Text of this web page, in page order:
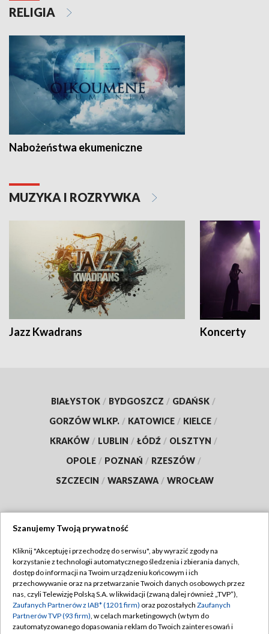
RELIGIA
Nabożeństwa ekumeniczne
MUZYKA I ROZRYWKA
Jazz Kwadrans Koncerty
BIAŁYSTOK / BYDGOSZCZ / GDAŃSK /
GORZÓW WLKP. / KATOWICE / KIELCE /
KRAKÓW / LUBLIN / ŁÓDŹ / OLSZTYN /
OPOLE / POZNAŃ / RZESZÓW /
SZCZECIN / WARSZAWA / WROCŁAW
TVP
Abonament TVP
Emisja w TVP
Centrum informacji TVP
Regulamin TVP
Polityka prywatności
Moje zgody
Szanujemy Twoją prywatność
Kliknij "Akceptuję i przechodzę do serwisu", aby wyrazić zgody na
korzystanie z technologii automatycznego śledzenia i zbierania danych,
dostęp do informacji na Twoim urządzeniu końcowym i ich
przechowywanie oraz na przetwarzanie Twoich danych osobowych przez
nas, czyli Telewizję Polską S.A. w likwidacji (zwaną dalej również „TVP”),
Zaufanych Partnerów z IAB* (1201 firm) oraz pozostałych Zaufanych
Partnerów TVP (93 firm), w celach marketingowych (w tym do
zautomatyzowanego dopasowania reklam do Twoich zainteresowań i